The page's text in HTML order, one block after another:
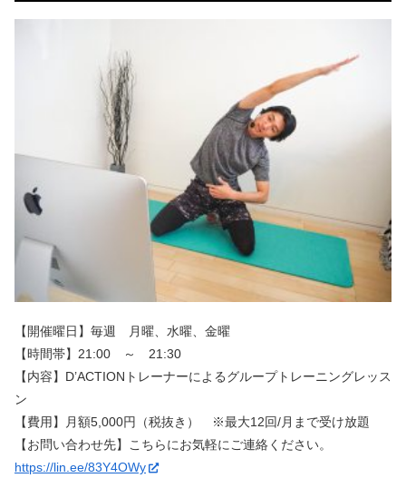
【開催曜日】毎週 月曜、水曜、金曜
【時間帯】21:00 ～ 21:30
【内容】D’ACTIONトレーナーによるグループトレーニングレッス
ン
【費用】月額5,000円（税抜き） ※最大12回/月まで受け放題
【お問い合わせ先】こちらにお気軽にご連絡ください。
https://lin.ee/83Y4OWy